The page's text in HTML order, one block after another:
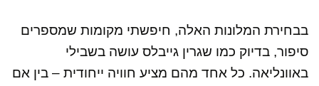
בבחירת המלונות האלה, חיפשתי מקומות שמספרים
סיפור, בדיוק כמו שגרין גייבלס עושה בשבילי
באוונליאה. כל אחד מהם מציע חוויה ייחודית – בין אם